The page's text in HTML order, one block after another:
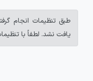
طبق تنظیمات انجام
یافت نشد. لطفاً با